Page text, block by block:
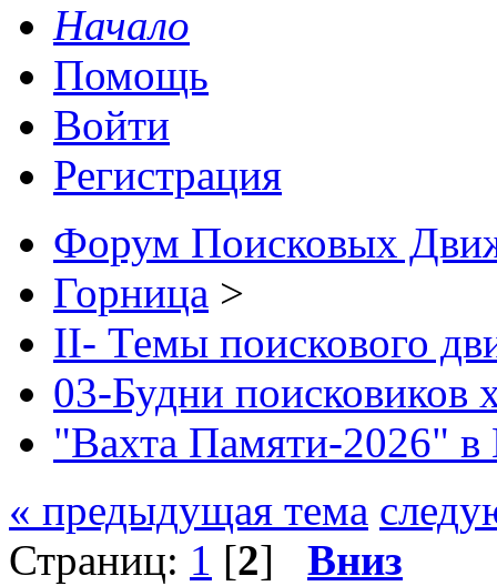
Начало
Помощь
Войти
Регистрация
Форум Поисковых
Горница >
II- Темы поискового
03-Будни поисковиков
"Вахта Памяти-2026" в
« предыдущая тема
Страниц: 1 [2] Вниз